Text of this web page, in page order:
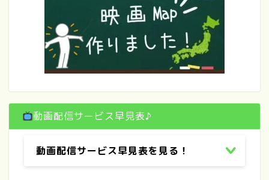
動画配信サービス早見表♪
動画配信サービス早見表を見る！